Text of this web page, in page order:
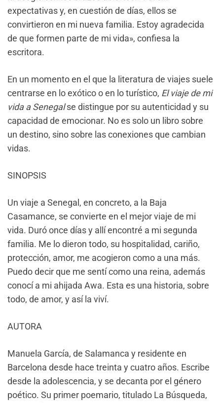
expectativas y, en cuestión de días, ellos se
convirtieron en mi nueva familia. Estoy agradecida
de que formen parte de mi vida», confiesa la
escritora.
En un momento en el que la literatura de viajes suele
centrarse en lo exótico o en lo turístico, El viaje de mi
vida a Senegalse distingue por su autenticidad y su
capacidad de emocionar. No es solo un libro sobre
un destino, sino sobre las conexiones que cambian
vidas.
SINOPSIS
Un viaje a Senegal, en concreto, a la Baja
Casamance, se convierte en el mejor viaje de mi
vida. Duró once días y allí encontré a mi segunda
familia. Me lo dieron todo, su hospitalidad, cariño,
protección, amor, me acogieron como a una más.
Puedo decir que me sentí como una reina, además
conocí a mi ahijada Awa. Esta es una historia, sobre
todo, de amor, y así la viví.
AUTORA
Manuela García, de Salamanca y residente en
Barcelona desde hace treinta y cuatro años. Escribe
desde la adolescencia, y se decanta por el género
poético. Su primer poemario, titulado La Búsqueda,